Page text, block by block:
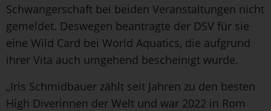
Schwangerschaft bei beiden Veranstaltungen nicht
gemeldet. Deswegen beantragte der DSV für sie
eine Wild Card bei World Aquatics, die aufgrund
ihrer Vita auch umgehend bescheinigt wurde.
„Iris Schmidbauer zählt seit Jahren zu den besten
High Diverinnen der Welt und war 2022 in Rom